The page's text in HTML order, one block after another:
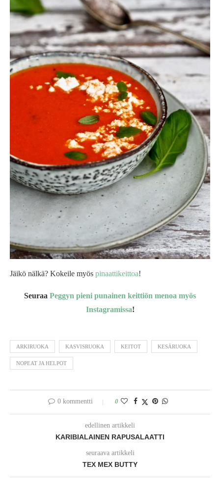
Jäikö nälkä? Kokeile myös pinaattikeittoa!
Seuraa Peggyn pieni punainen keittiön menoa myös
Instagramissa!
ARKIRUOKA KASVISRUOKA KEITOT KESÄRUOKA
NOPEAT JA HELPOT
0 kommentti 0
edellinen artikkeli
KARIBIALAINEN RAPUSALAATTI
seuraava artikkeli
TEX MEX BUTTY